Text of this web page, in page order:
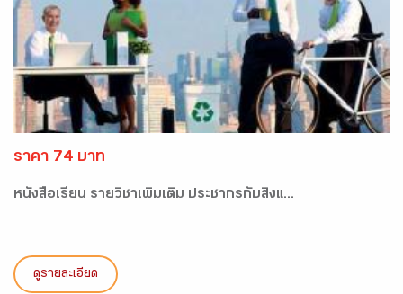
ราคา 74 บาท
หนังสือเรียน รายวิชาเพิ่มเติม ประชากรกับสิ่งแ...
ดูรายละเอียด